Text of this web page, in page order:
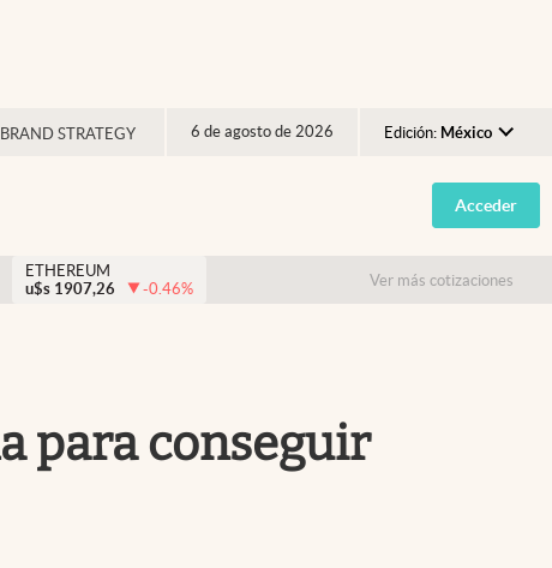
BRAND STRATEGY 6 de agosto de 2026 Edición: México
Argentina
España
USA
Acceder
ETHEREUM
u$s 1907,26 -0.46% Ver más cotizaciones
para conseguir